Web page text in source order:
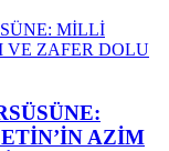
AZİM